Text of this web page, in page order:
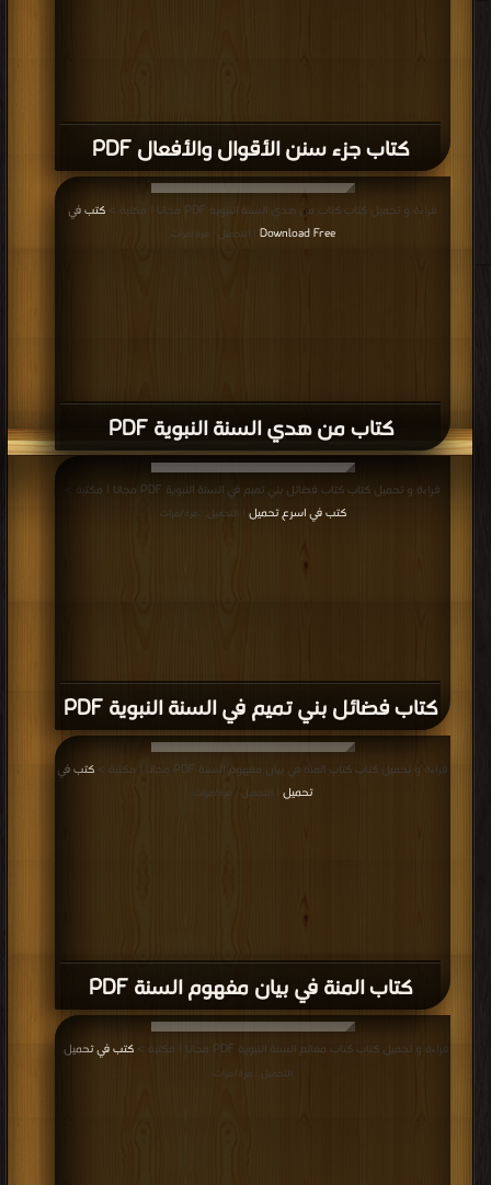
كتاب جزء سنن الأقوال والأفعال PDF
كتاب من هدي السنة النبوية PDF
قراءة و تحميل كتاب كتاب من هدي السنة النبوية PDF مجانا | مكتبة >
كتب في
Download Free | التحميل : مرة/مرات
كتاب فضائل بني تميم في السنة النبوية PDF
قراءة و تحميل كتاب كتاب فضائل بني تميم في السنة النبوية PDF مجانا | مكتبة >
كتب في اسرع تحميل
| التحميل : مرة/مرات
كتاب المنة في بيان مفهوم السنة PDF
قراءة و تحميل كتاب كتاب المنة في بيان مفهوم السنة PDF مجانا | مكتبة >
كتب في
تحميل
| التحميل : مرة/مرات
قراءة و تحميل كتاب كتاب معالم السنة النبوية PDF مجانا | مكتبة > كتب في تحميل
التحميل : مرة/مرات